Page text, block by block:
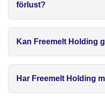
förlust?
Kan Freemelt Holding
Har Freemelt Holding